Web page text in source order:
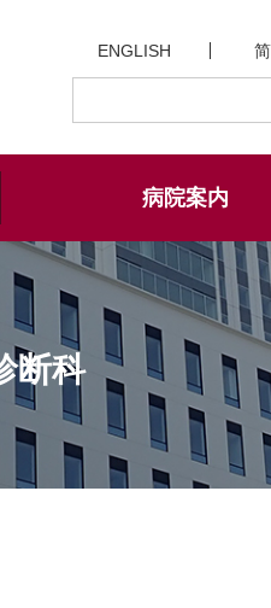
ENGLISH
病院案内
断科